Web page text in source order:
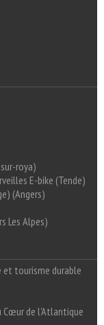
roya)
E-bike (Tende)
(Angers)
Les Alpes)
et tourisme durable
Cœur de l'Atlantique